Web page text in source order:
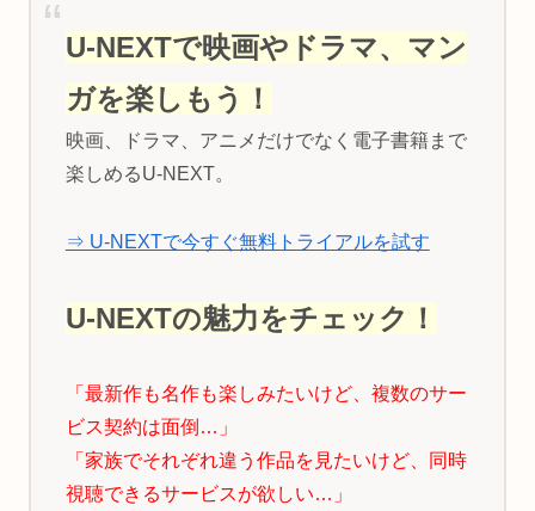
U-NEXTで映画やドラマ、マン
ガを楽しもう！
映画、ドラマ、アニメだけでなく電子書籍まで
楽しめるU-NEXT。
⇒ U-NEXTで今すぐ無料トライアルを試す
U-NEXTの魅力をチェック！
「最新作も名作も楽しみたいけど、複数のサー
ビス契約は面倒…」
「家族でそれぞれ違う作品を見たいけど、同時
視聴できるサービスが欲しい…」